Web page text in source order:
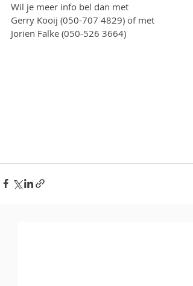
Wil je meer info bel dan met
Gerry Kooij (050-707 4829) of met
Jorien Falke (050-526 3664)